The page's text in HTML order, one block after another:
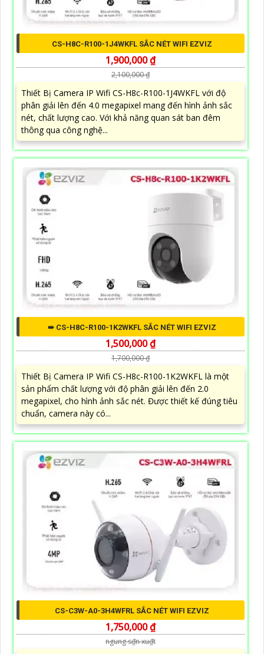
CS-H8C-R100-1J4WKFL SẮC NÉT WIFI EZVIZ
1,900,000 ₫
2,100,000 ₫
Thiết Bị Camera IP Wifi CS-H8c-R100-1J4WKFL với độ
phân giải lên đến 4.0 megapixel mang đến hình ảnh sắc
nét, chất lượng cao. Với khả năng quan sát ban đêm
thông qua công nghệ...
➠ CS-H8C-R100-1K2WKFL SẮC NÉT WIFI EZVIZ
1,500,000 ₫
1,700,000 ₫
Thiết Bị Camera IP Wifi CS-H8c-R100-1K2WKFL là một
sản phẩm chất lượng với độ phân giải lên đến 2.0
megapixel, cho hình ảnh sắc nét. Được thiết kế đúng tiêu
chuẩn, camera này có...
CS-C3W-A0-3H4WFRL SẮC NÉT WIFI EZVIZ
1,750,000 ₫
ngung s₫n xu₫t